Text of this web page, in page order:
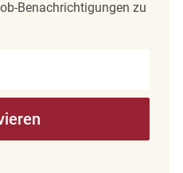
Benachrichtigungen zu